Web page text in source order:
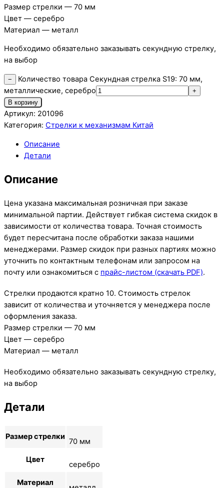
Размер стрелки — 70 мм
Цвет — серебро
Материал — металл
Необходимо обязательно заказывать секундную стрелку,
на выбор
−
Количество товара Секундная стрелка S19: 70 мм,
металлические, серебро
+
В корзину
Артикул: 201096
Категория: Стрелки к механизмам Китай
Описание
Детали
Описание
Цена указана максимальная розничная при заказе
минимальной партии. Действует гибкая система скидок в
зависимости от количества товара. Точная стоимость
будет пересчитана после обработки заказа нашими
менеджерами. Размер скидок при разных партиях можно
уточнить по контактным телефонам или запросом на
почту или ознакомиться с прайс-листом (скачать PDF).
Стрелки продаются кратно 10. Стоимость стрелок
зависит от количества и уточняется у менеджера после
оформления заказа.
Размер стрелки — 70 мм
Цвет — серебро
Материал — металл
Необходимо обязательно заказывать секундную стрелку,
на выбор
Детали
Размер стрелки
70 мм
Цвет
серебро
Материал